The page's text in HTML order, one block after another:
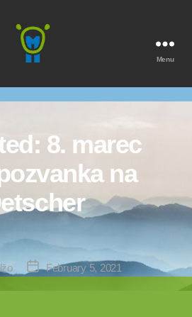
Menu
8. marec
na
PostFebruary 5, 2021